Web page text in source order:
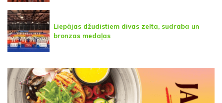
Liepājas džudistiem divas zelta, sudraba un
bronzas medaļas